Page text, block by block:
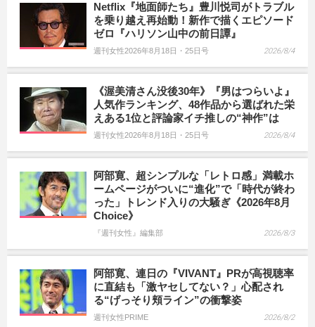
Netflix『地面師たち』豊川悦司がトラブル
を乗り越え再始動！新作で描くエピソード
ゼロ『ハリソン山中の前日譚』
週刊女性2026年8月18日・25日号 2026/8/4
《渥美清さん没後30年》『男はつらいよ』
人気作ランキング、48作品から選ばれた栄
えある1位と評論家イチ推しの“神作”は
週刊女性2026年8月18日・25日号 2026/8/4
阿部寛、超シンプルな「レトロ感」満載ホ
ームページがついに“進化”で「時代が終わ
った」トレンド入りの大騒ぎ《2026年8月
Choice》
『週刊女性』編集部 2026/8/3
阿部寛、連日の『VIVANT』PRが高視聴率
に直結も「激ヤセしてない？」心配され
る“げっそり頬ライン”の衝撃姿
週刊女性PRIME 2026/8/2